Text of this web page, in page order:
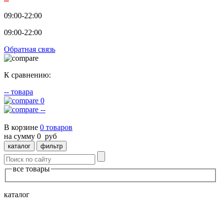
09:00-22:00
09:00-22:00
Обратная связь
К сравнению:
-- товара
0
--
В корзине 0 товаров
на сумму 0 руб
каталог фильтр
все товары
каталог